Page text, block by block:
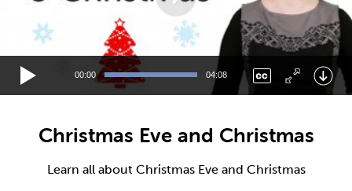
00:00 04:08
Christmas Eve and Christmas
Learn all about Christmas Eve and Christmas